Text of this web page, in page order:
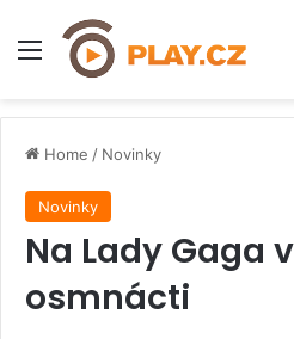
Menu
Home / Novinky
Novinky
Na Lady Gaga
osmnácti